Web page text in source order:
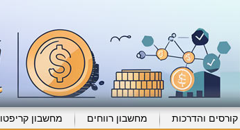
מחשבון קריפטו מחשבון רווחים קורסים והדרכות